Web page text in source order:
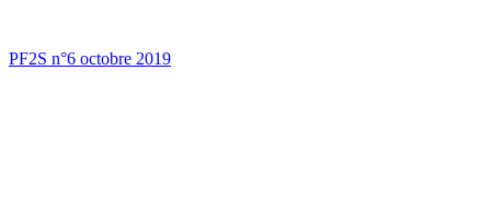
PF2S n°6 octobre 2019